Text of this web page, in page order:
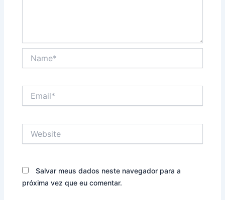
Salvar meus dados neste navegador para a
próxima vez que eu comentar.